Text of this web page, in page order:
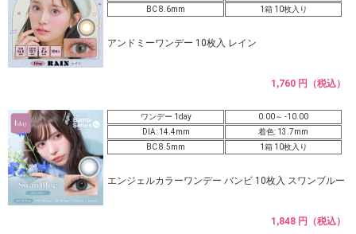
BC 8.6mm
1箱 10枚入り
アンドミーワンデー 10枚入 レイン
1,760 円（税込）
ワンデー 1day
0.00～ -10.00
DIA: 14.4mm
着色: 13.7mm
BC 8.5mm
1箱 10枚入り
エンジェルカラーワンデー バンビ 10枚入 スワンブルー
1,848 円（税込）